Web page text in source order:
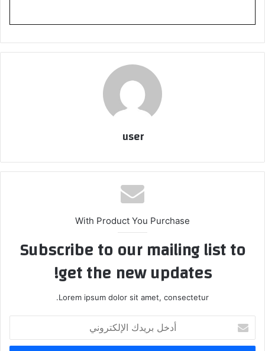
user
With Product You Purchase
Subscribe to our mailing list to
get the new updates!
Lorem ipsum dolor sit amet, consectetur.
بريدك
الإلكتروني